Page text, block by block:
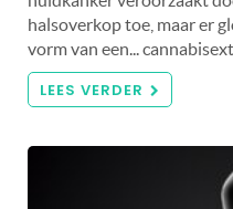
halsoverkop toe, maar er
vorm van een...
LEES VERDER